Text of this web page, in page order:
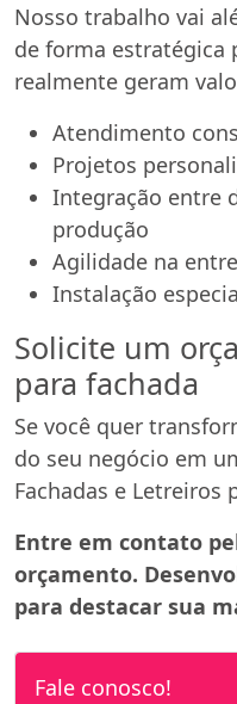
Nosso trabalho vai
de forma estratégica
realmente geram
Atendimento
Projetos
Integração entre
produção
Agilidade na
Instalação
Solicite um
para fachada
Se você quer
do seu negócio em
Fachadas e Letreiros
Entre em contato
orçamento.
para destacar sua
Fale conosco!